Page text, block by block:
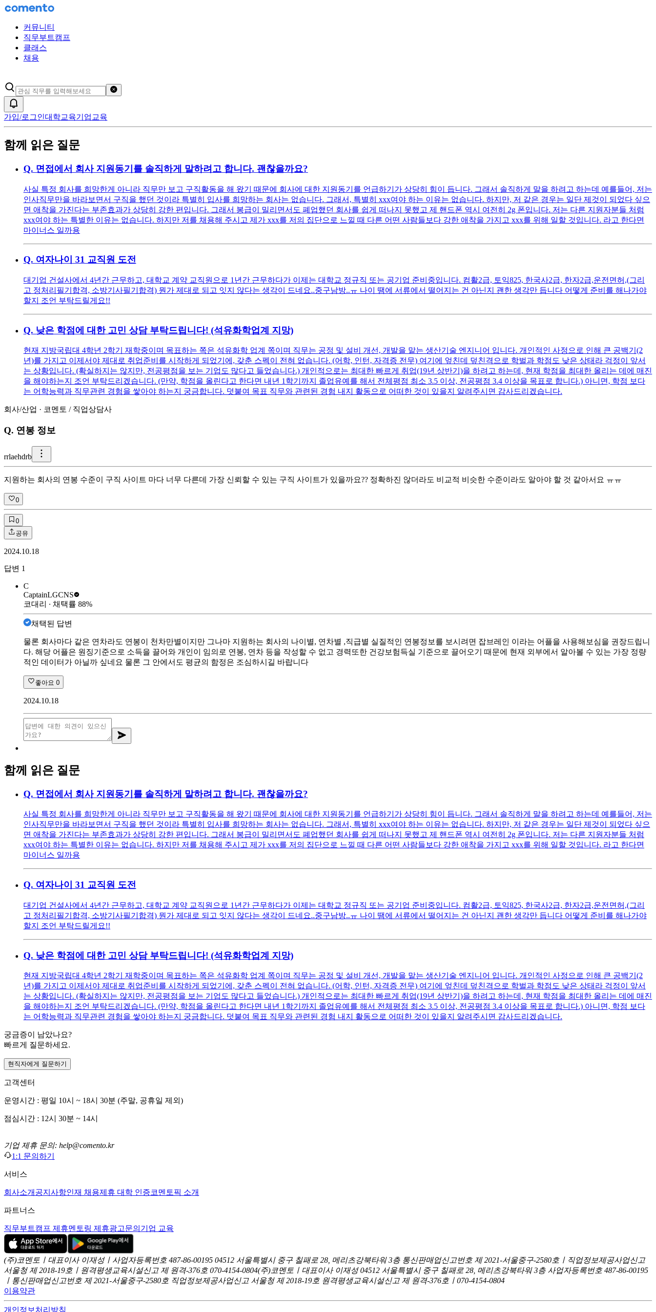
커뮤니티
직무부트캠프
클래스
채용
가입/로그인대학교육기업교육
함께 읽은 질문
Q. 면접에서 회사 지원동기를 솔직하게 말하려고 합니다. 괜찮을까요?
사실 특정 회사를 희망한게 아니라 직무만 보고 구직활동을 해 왔기 때문에 회사에 대한 지원동기를 언급하기가 상당히 힘이 듭니다. 그래서 솔직하게 말을 하려고 하는데 예를들어, 저는
인사직무만을 바라보면서 구직을 했던 것이라 특별히 입사를 희망하는 회사는 없습니다. 그래서, 특별히 xxx여야 하는 이유는 없습니다. 하지만, 저 같은 경우는 일단 제것이 되었다 싶으
면 애착을 가진다는 부존효과가 상당히 강한 편입니다. 그래서 봉급이 밀리면서도 폐업했던 회사를 쉽게 떠나지 못했고 제 핸드폰 역시 여전히 2g 폰입니다. 저는 다른 지원자분들 처럼
xxx여야 하는 특별한 이유는 없습니다. 하지만 저를 채용해 주시고 제가 xxx를 저의 집단으로 느낄 때 다른 어떤 사람들보다 강한 애착을 가지고 xxx를 위해 일할 것입니다. 라고 한다면
마이너스 일까용
Q. 여자나이 31 교직원 도전
대기업 건설사에서 4년간 근무하고, 대학교 계약 교직원으로 1년간 근무하다가 이제는 대학교 정규직 또는 공기업 준비중입니다. 컴활2급, 토익825, 한국사2급, 한자2급,운전면허,(그리
고 정처리필기합격, 소방기사필기합격) 뭔가 제대로 되고 잇지 않다는 생각이 드네요..중구남방..ㅠ 나이 땜에 서류에서 떨어지는 건 아닌지 괜한 생각만 듭니다 어떻게 준비를 해나가야
할지 조언 부탁드릴게요!!
Q. 낮은 학점에 대한 고민 상담 부탁드립니다! (석유화학업계 지망)
현재 지방국립대 4학년 2학기 재학중이며 목표하는 쪽은 석유화학 업계 쪽이며 직무는 공정 및 설비 개선, 개발을 맡는 생산기술 엔지니어 입니다. 개인적인 사정으로 인해 큰 공백기(2
년)를 가지고 이제서야 제대로 취업준비를 시작하게 되었기에, 갖춘 스펙이 전혀 없습니다. (어학, 인턴, 자격증 전무) 여기에 엎친데 덮친격으로 학벌과 학점도 낮은 상태라 걱정이 앞서
는 상황입니다. (확실하지는 않지만, 전공평점을 보는 기업도 많다고 들었습니다.) 개인적으로는 최대한 빠르게 취업(19년 상반기)을 하려고 하는데, 현재 학점을 최대한 올리는 데에 매진
을 해야하는지 조언 부탁드리겠습니다. (만약, 학점을 올린다고 한다면 내년 1학기까지 졸업유예를 해서 전체평점 최소 3.5 이상, 전공평점 3.4 이상을 목표로 합니다.) 아니면, 학점 보다
는 어학능력과 직무관련 경험을 쌓아야 하는지 궁금합니다. 덧붙여 목표 직무와 관련된 경험 내지 활동으로 어떠한 것이 있을지 알려주시면 감사드리겠습니다.
회사/산업 · 코멘토 / 직업상담사
Q. 연봉 정보
rrlaehdrb
지원하는 회사의 연봉 수준이 구직 사이트 마다 너무 다른데 가장 신뢰할 수 있는 구직 사이트가 있을까요?? 정확하진 않더라도 비교적 비슷한 수준이라도 알아야 할 것 같아서요 ㅠㅠ
0
0
공유
2024.10.18
답변 1
C
CaptainLGCNS
코대리 ∙ 채택률 88%
채택된 답변
물론 회사마다 같은 연차라도 연봉이 천차만별이지만 그나마 지원하는 회사의 나이별, 연차별 ,직급별 실질적인 연봉정보를 보시려면 잡브레인 이라는 어플을 사용해보심을 권장드립니
다. 해당 어플은 원징기준으로 소득을 끌어와 개인이 임의로 연봉, 연차 등을 작성할 수 없고 경력또한 건강보험득실 기준으로 끌어오기 때문에 현재 외부에서 알아볼 수 있는 가장 정량
적인 데이터가 아닐까 싶네요 물론 그 안에서도 평균의 함정은 조심하시길 바랍니다
좋아요 0
2024.10.18
함께 읽은 질문
Q. 면접에서 회사 지원동기를 솔직하게 말하려고 합니다. 괜찮을까요?
사실 특정 회사를 희망한게 아니라 직무만 보고 구직활동을 해 왔기 때문에 회사에 대한 지원동기를 언급하기가 상당히 힘이 듭니다. 그래서 솔직하게 말을 하려고 하는데 예를들어, 저는
인사직무만을 바라보면서 구직을 했던 것이라 특별히 입사를 희망하는 회사는 없습니다. 그래서, 특별히 xxx여야 하는 이유는 없습니다. 하지만, 저 같은 경우는 일단 제것이 되었다 싶으
면 애착을 가진다는 부존효과가 상당히 강한 편입니다. 그래서 봉급이 밀리면서도 폐업했던 회사를 쉽게 떠나지 못했고 제 핸드폰 역시 여전히 2g 폰입니다. 저는 다른 지원자분들 처럼
xxx여야 하는 특별한 이유는 없습니다. 하지만 저를 채용해 주시고 제가 xxx를 저의 집단으로 느낄 때 다른 어떤 사람들보다 강한 애착을 가지고 xxx를 위해 일할 것입니다. 라고 한다면
마이너스 일까용
Q. 여자나이 31 교직원 도전
대기업 건설사에서 4년간 근무하고, 대학교 계약 교직원으로 1년간 근무하다가 이제는 대학교 정규직 또는 공기업 준비중입니다. 컴활2급, 토익825, 한국사2급, 한자2급,운전면허,(그리
고 정처리필기합격, 소방기사필기합격) 뭔가 제대로 되고 잇지 않다는 생각이 드네요..중구남방..ㅠ 나이 땜에 서류에서 떨어지는 건 아닌지 괜한 생각만 듭니다 어떻게 준비를 해나가야
할지 조언 부탁드릴게요!!
Q. 낮은 학점에 대한 고민 상담 부탁드립니다! (석유화학업계 지망)
현재 지방국립대 4학년 2학기 재학중이며 목표하는 쪽은 석유화학 업계 쪽이며 직무는 공정 및 설비 개선, 개발을 맡는 생산기술 엔지니어 입니다. 개인적인 사정으로 인해 큰 공백기(2
년)를 가지고 이제서야 제대로 취업준비를 시작하게 되었기에, 갖춘 스펙이 전혀 없습니다. (어학, 인턴, 자격증 전무) 여기에 엎친데 덮친격으로 학벌과 학점도 낮은 상태라 걱정이 앞서
는 상황입니다. (확실하지는 않지만, 전공평점을 보는 기업도 많다고 들었습니다.) 개인적으로는 최대한 빠르게 취업(19년 상반기)을 하려고 하는데, 현재 학점을 최대한 올리는 데에 매진
을 해야하는지 조언 부탁드리겠습니다. (만약, 학점을 올린다고 한다면 내년 1학기까지 졸업유예를 해서 전체평점 최소 3.5 이상, 전공평점 3.4 이상을 목표로 합니다.) 아니면, 학점 보다
는 어학능력과 직무관련 경험을 쌓아야 하는지 궁금합니다. 덧붙여 목표 직무와 관련된 경험 내지 활동으로 어떠한 것이 있을지 알려주시면 감사드리겠습니다.
궁금증이 남았나요?
빠르게 질문하세요.
현직자에게 질문하기
고객센터
운영시간 : 평일 10시 ~ 18시 30분 (주말, 공휴일 제외)
점심시간 : 12시 30분 ~ 14시
기업 제휴 문의: help@comento.kr
1:1 문의하기
서비스
회사소개 공지사항인재 채용제휴 대학 인증코멘토픽 소개
파트너스
직무부트캠프 제휴멘토링 제휴광고문의 기업 교육
(주)코멘토ㅣ대표이사 이재성ㅣ사업자등록번호 487-86-00195 04512 서울특별시 중구 칠패로 28, 메리츠강북타워 3층 통신판매업신고번호 제 2021-서울중구-2580호ㅣ직업정보제공사업신고
서울청 제 2018-19호ㅣ원격평생교육시설신고 제 원격-376호 070-4154-0804(주)코멘토ㅣ대표이사 이재성 04512 서울특별시 중구 칠패로 28, 메리츠강북타워 3층 사업자등록번호 487-86-00195
ㅣ통신판매업신고번호 제 2021-서울중구-2580호 직업정보제공사업신고 서울청 제 2018-19호 원격평생교육시설신고 제 원격-376호ㅣ070-4154-0804
이용약관
개인정보처리방침